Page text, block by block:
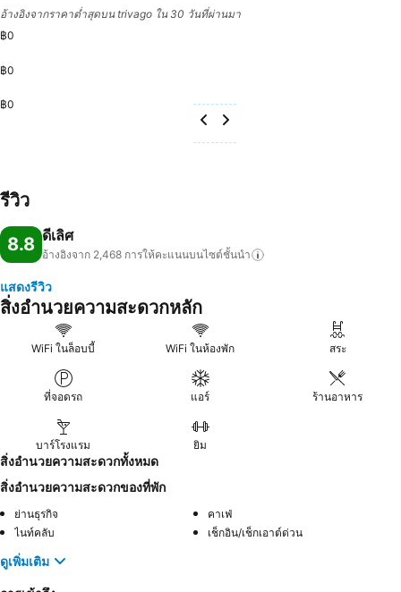
อ้างอิงจากราคาต่ำสุดบน trivago ใน 30 วันที่ผ่านมา
฿0
฿0
฿0
รีวิว
8.8 ดีเลิศ
อ้างอิงจาก 2,468 การให้คะแนนบนไซต์ชั้นนำ
แสดงรีวิว
สิ่งอำนวยความสะดวกหลัก
WiFi ในล็อบบี้ WiFi ในห้องพัก สระ
ที่จอดรถ แอร์ ร้านอาหาร
บาร์โรงแรม ยิม
สิ่งอำนวยความสะดวกทั้งหมด
สิ่งอำนวยความสะดวกของที่พัก
ย่านธุรกิจ
คาเฟ่
ไนท์คลับ
เช็กอิน/เช็กเอาต์ด่วน
ดูเพิ่มเติม